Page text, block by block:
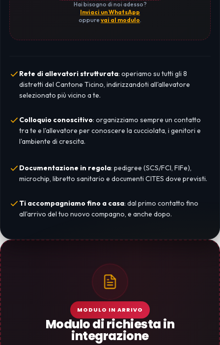
Hai bisogno di noi adesso?
Inviaci un WhatsApp
oppurevai al modulo.
Rete di allevatori strutturata: operiamo su tutti gli 8
distretti del Cantone Ticino, indirizzandoti all'allevatore
selezionato più vicino a te.
Colloquio conoscitivo: organizziamo sempre un contatto
tra te e l'allevatore per conoscere la cucciolata, i genitori e
l'ambiente di crescita.
Documentazione in regola: pedigree (SCS/FCI, FIFe),
microchip, libretto sanitario e documenti CITES dove previsti.
Ti accompagniamo fino a casa: dal primo contatto fino
all'arrivo del tuo nuovo compagno, e anche dopo.
MODULO IN ARRIVO
Modulo di richiesta in
integrazione